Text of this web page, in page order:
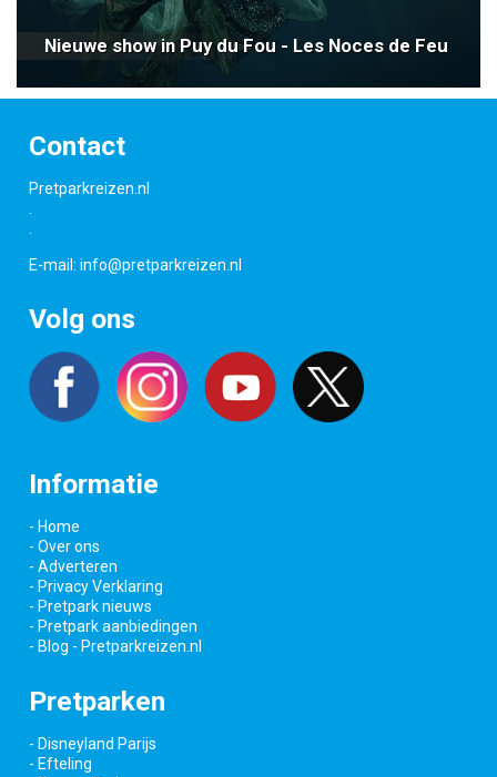
Nieuwe show in Puy du Fou - Les Noces de Feu
Contact
Pretparkreizen.nl
E-mail: info@pretparkreizen.nl
Volg ons
Informatie
- Home
- Over ons
- Adverteren
- Privacy Verklaring
- Pretpark nieuws
- Pretpark aanbiedingen
- Blog - Pretparkreizen.nl
Pretparken
- Disneyland Parijs
- Efteling